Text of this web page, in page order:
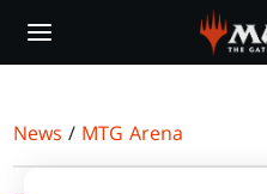
main
News / MTG Arena